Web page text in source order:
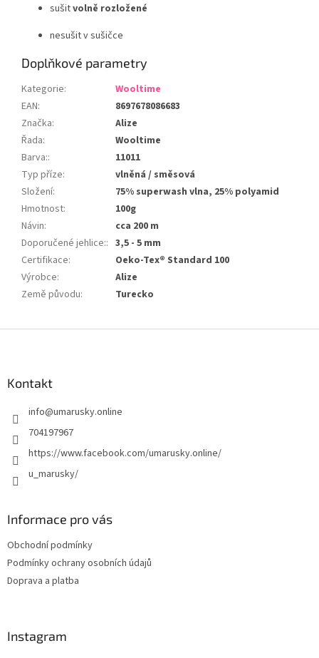
sušitvolně rozložené
nesušit v sušičce
Doplňkové parametry
Kategorie:
Wooltime
EAN:
8697678086683
Značka:
Alize
Řada:
Wooltime
Barva::
11011
Typ příze:
vlněná / směsová
Složení:
75% superwash vlna, 25% polyamid
Hmotnost:
100g
Návin:
cca 200 m
Doporučené jehlice:: 3,5 - 5 mm
Certifikace:
Oeko-Tex® Standard 100
Výrobce:
Alize
Země původu: Turecko
Kontakt
info@umarusky.online
704197967
https://www.facebook.com/umarusky.online/
u_marusky/
Informace pro vás
Obchodní podmínky
Podmínky ochrany osobních údajů
Doprava a platba
Instagram